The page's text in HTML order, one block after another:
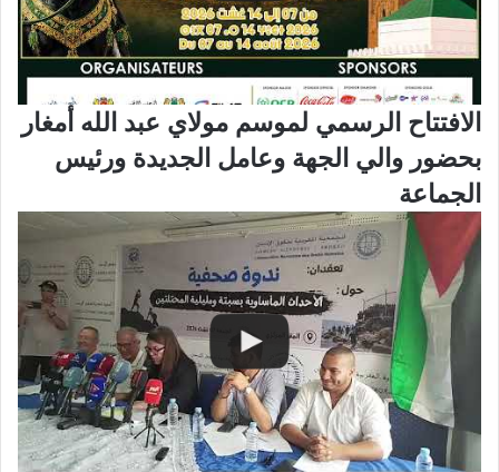
الافتتاح الرسمي لموسم مولاي عبد الله أمغار
بحضور والي الجهة وعامل الجديدة ورئيس
الجماعة